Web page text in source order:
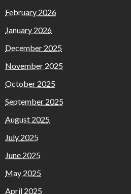
February 2026
January 2026
December 2025
November 2025
October 2025
September 2025
August 2025
July 2025
June 2025
May 2025
April 2025